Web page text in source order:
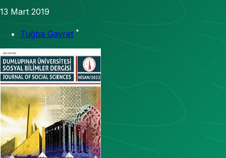
13 Mart 2019
Tuğba Gayret *